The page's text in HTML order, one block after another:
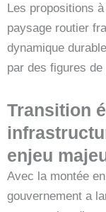
Les propositions
paysage routier
dynamique
par des figures de
Transition
enjeu
Avec la montée
gouvernement a